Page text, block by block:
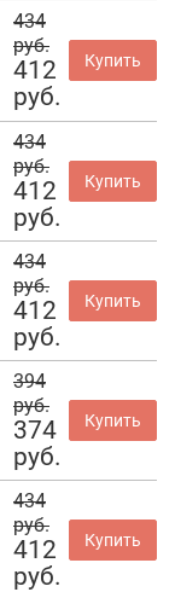
434
руб.
412
руб.
Купить
434
руб.
412
руб.
Купить
434
руб.
412
руб.
Купить
394
руб.
374
руб.
Купить
434
руб.
412
руб.
Купить